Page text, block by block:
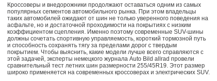
EVO 2023 МЕСТО
AUTO ZEITUNG 2021 4 МЕСТО
AUTO BILD 2019 4 МЕСТО
SPORT AUTO 2017 5 МЕСТО
Кроссоверы и внедорожники продолжают оставаться одним из самых
популярных сегментов автомобильного рынка. При этом владельцы
таких автомобилей ожидают от шин не только уверенного поведения на
асфальте, но и достаточной проходимости на покрытиях с низким
коэффициентом сцепления. Именно поэтому современные SUV-шины
должны сочетать спортивную управляемость, короткий тормозной путь
и способность сохранять тягу за пределами дорог с твердым
покрытием. Чтобы выяснить, какие модели лучше всего справляются с
этой задачей, эксперты немецкого журнала Auto Bild allrad провели
сравнительный тест летних шин размерности 255/45R19. Этот размер
широко применяется на современных кроссоверах и электрических SUV.